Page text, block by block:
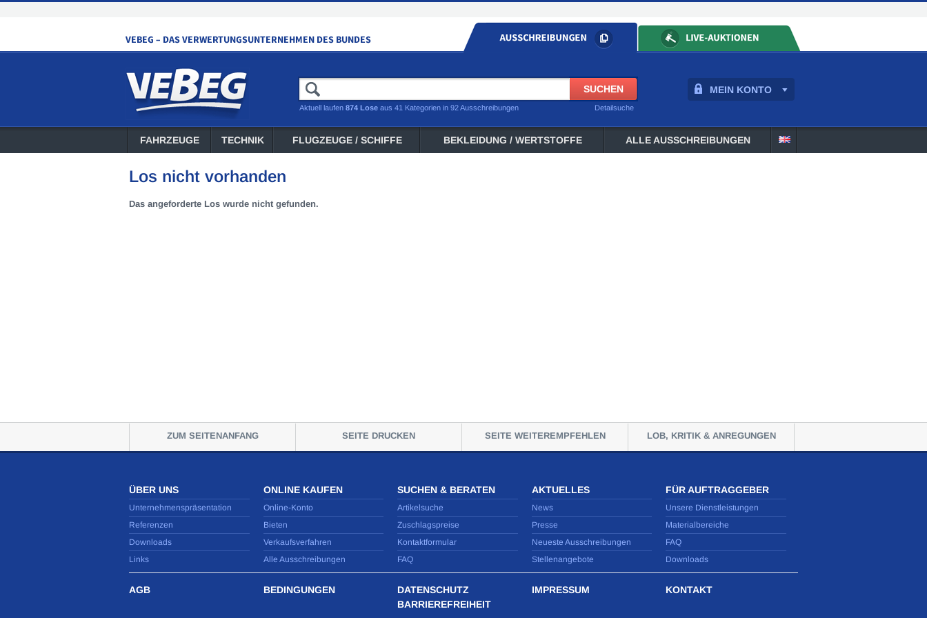
MEIN KONTO
Detailsuche
Aktuell laufen 874 Lose aus 41 Kategorien in 92 Ausschreibungen
FAHRZEUGE TECHNIK FLUGZEUGE / SCHIFFE BEKLEIDUNG / WERTSTOFFE ALLE AUSSCHREIBUNGEN
Los nicht vorhanden
Das angeforderte Los wurde nicht gefunden.
ZUM SEITENANFANG SEITE DRUCKEN SEITE WEITEREMPFEHLEN LOB, KRITIK & ANREGUNGEN
ÜBER UNS
Unternehmenspräsentation
Referenzen
Downloads
Links
ONLINE KAUFEN
Online-Konto
Bieten
Verkaufsverfahren
Alle Ausschreibungen
SUCHEN & BERATEN
Artikelsuche
Zuschlagspreise
Kontaktformular
FAQ
AKTUELLES
News
Presse
Neueste Ausschreibungen
Stellenangebote
FÜR AUFTRAGGEBER
Unsere Dienstleistungen
Materialbereiche
FAQ
Downloads
AGB BEDINGUNGEN
DATENSCHUTZ
BARRIEREFREIHEIT
IMPRESSUM KONTAKT